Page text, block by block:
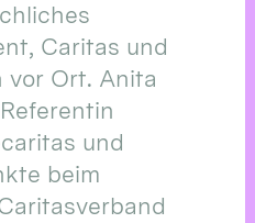
Caritas und
vor Ort. Anita
und
beim